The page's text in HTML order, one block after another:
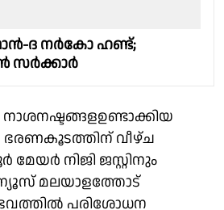
ദ നർകോ ഹണ്ട്;
സർക്കാർ
ഭരണകൂടത്തിന് വീഴ്ച
നിജി ജസ്റ്റിനും
ന്യൂസ് മലയാളത്തോട്
പരിശോധന